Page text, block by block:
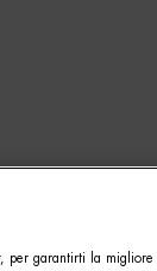
per garantirti la